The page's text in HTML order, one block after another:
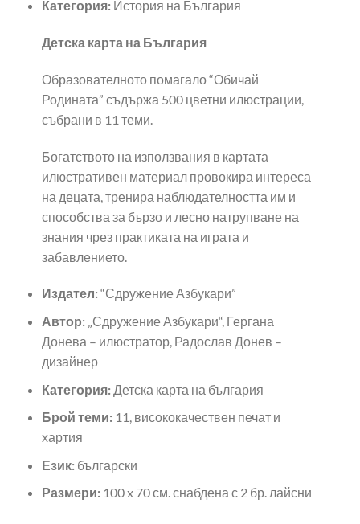
Категория: История на България
Детска карта на България
Образователното помагало “Обичай
Родината” съдържа 500 цветни илюстрации,
събрани в 11 теми.
Богатството на използвания в картата
илюстративен материал провокира интереса
на децата, тренира наблюдателността им и
способства за бързо и лесно натрупване на
знания чрез практиката на играта и
забавлението.
Издател:“Сдружение Азбукари”
Автор:„Сдружение Азбукари“, Гергана
Донева – илюстратор, Радослав Донев –
дизайнер
Категория:Детска карта на българия
Брой теми:11, висококачествен печат и
хартия
Език:български
Размери:100 x 70 см. снабдена с 2 бр. лайсни